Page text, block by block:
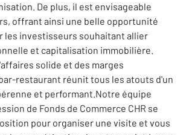
De plus, il est envisageable
offrant ainsi une belle opportunité
les investisseurs souhaitant allier
et capitalisation immobilière.
solide et des marges
restaurant réunit tous les atouts d'un
et performant.Notre équipe
de Fonds de Commerce CHR se
pour organiser une visite et vous